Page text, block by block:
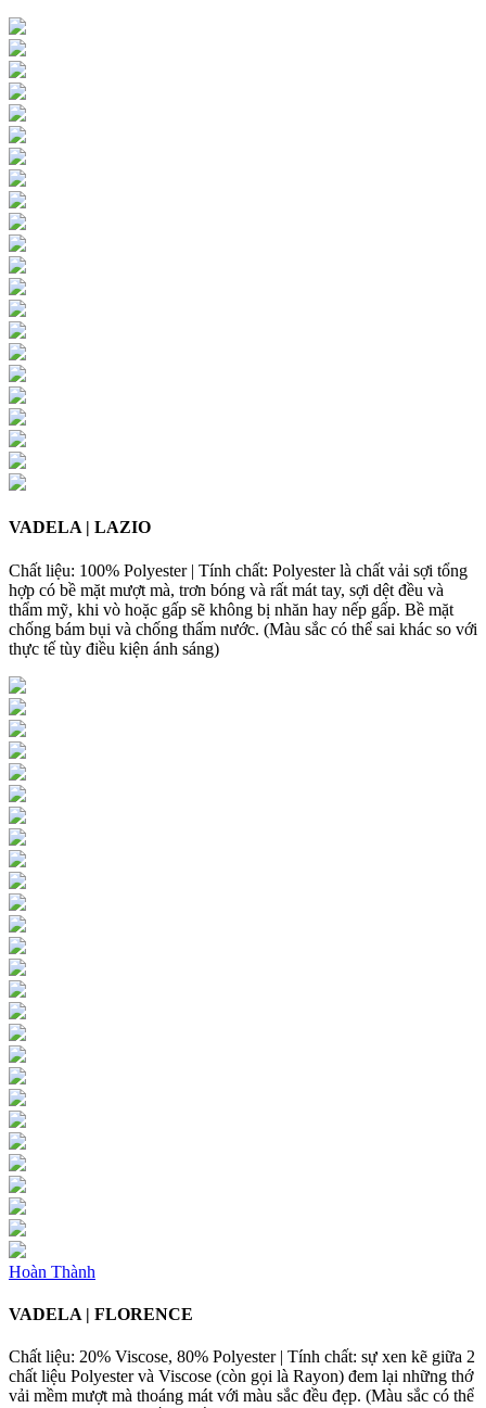
VADELA | LAZIO
Chất liệu: 100% Polyester | Tính chất: Polyester là chất vải sợi tổng
hợp có bề mặt mượt mà, trơn bóng và rất mát tay, sợi dệt đều và
thẩm mỹ, khi vò hoặc gấp sẽ không bị nhăn hay nếp gấp. Bề mặt
chống bám bụi và chống thấm nước. (Màu sắc có thể sai khác so với
thực tế tùy điều kiện ánh sáng)
Hoàn Thành
VADELA | FLORENCE
Chất liệu: 20% Viscose, 80% Polyester | Tính chất: sự xen kẽ giữa 2
chất liệu Polyester và Viscose (còn gọi là Rayon) đem lại những thớ
vải mềm mượt mà thoáng mát với màu sắc đều đẹp. (Màu sắc có thể